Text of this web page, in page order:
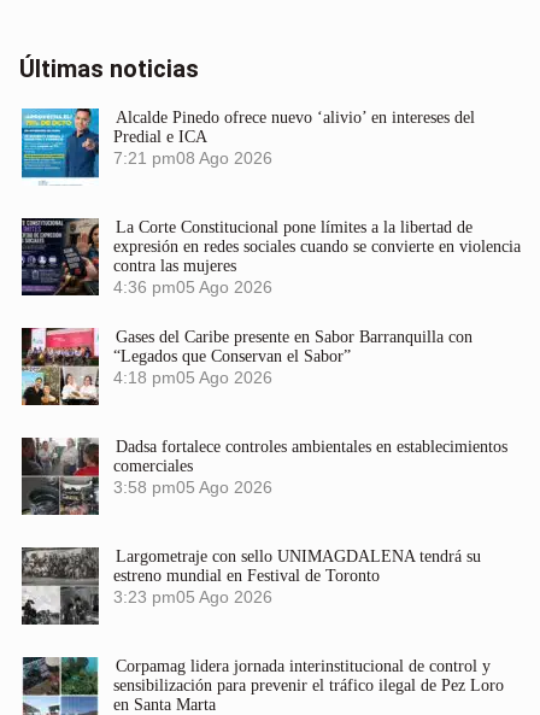
Últimas noticias
Alcalde Pinedo ofrece nuevo ‘alivio’ en intereses del
Predial e ICA
7:21 pm08 Ago 2026
La Corte Constitucional pone límites a la libertad de
expresión en redes sociales cuando se convierte en violencia
contra las mujeres
4:36 pm05 Ago 2026
Gases del Caribe presente en Sabor Barranquilla con
“Legados que Conservan el Sabor”
4:18 pm05 Ago 2026
Dadsa fortalece controles ambientales en establecimientos
comerciales
3:58 pm05 Ago 2026
Largometraje con sello UNIMAGDALENA tendrá su
estreno mundial en Festival de Toronto
3:23 pm05 Ago 2026
Corpamag lidera jornada interinstitucional de control y
sensibilización para prevenir el tráfico ilegal de Pez Loro
en Santa Marta